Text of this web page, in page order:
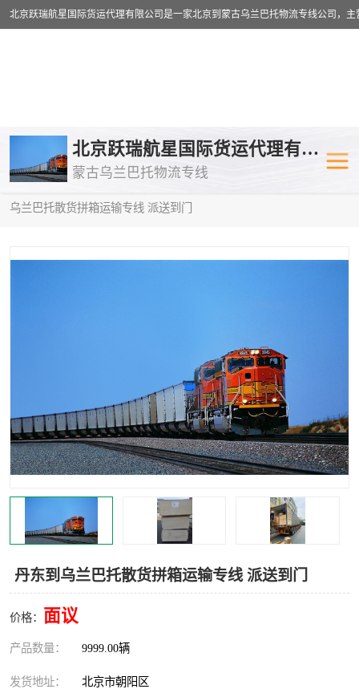
北京跃瑞航星国际货运代理有限公司
蒙古乌兰巴托物流专线
乌兰巴托散货拼箱运输专线 派送到门
丹东到乌兰巴托散货拼箱运输专线 派送到门
价格： 面议
产品数量： 9999.00辆
发货地址： 北京市朝阳区
乌兰巴托物流专线 乌兰巴托铁
乌兰巴托公路运输
中欧班列
蒙古乌兰巴托双清包税 蒙古乌兰巴